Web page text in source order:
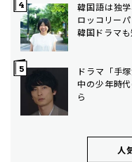
韓国語は独
ロッコリー
韓国ドラマ
ドラマ「手
中の少年時
ら
人